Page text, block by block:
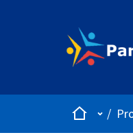
HomeMain
/